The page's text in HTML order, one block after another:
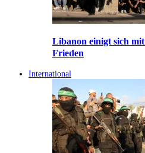
Libanon einigt sich
Frieden
International